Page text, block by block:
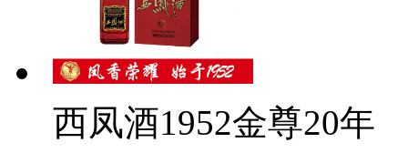
西凤酒1952金尊20年